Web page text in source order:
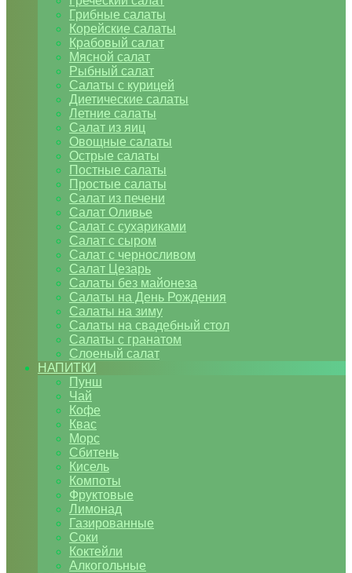
Грибные салаты
Корейские салаты
Крабовый салат
Мясной салат
Рыбный салат
Салаты с курицей
Диетические салаты
Летние салаты
Салат из яиц
Овощные салаты
Острые салаты
Постные салаты
Простые салаты
Салат из печени
Салат Оливье
Салат с сухариками
Салат с сыром
Салат с черносливом
Салат Цезарь
Салаты без майонеза
Салаты на День Рождения
Салаты на зиму
Салаты на свадебный стол
Салаты с гранатом
Слоеный салат
НАПИТКИ
Пунш
Чай
Кофе
Квас
Морс
Сбитень
Кисель
Компоты
Фруктовые
Лимонад
Газированные
Соки
Коктейли
Алкогольные